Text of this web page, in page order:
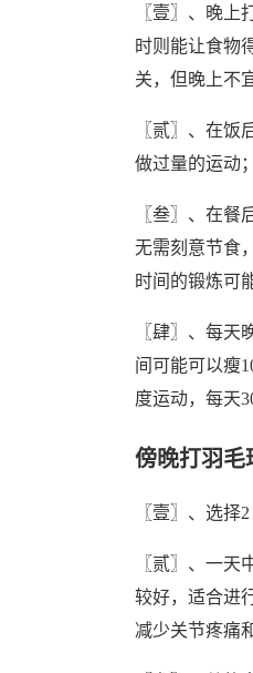
〖壹〗、晚
时则能让食物
关，但晚上不
〖贰〗、在
做过量的运动
〖叁〗、在
无需刻意节食
时间的锻炼可
〖肆〗、每
间可能可以瘦
度运动，每天
傍晚打羽毛
〖壹〗、选择
〖贰〗、一
较好，适合进
减少关节疼痛